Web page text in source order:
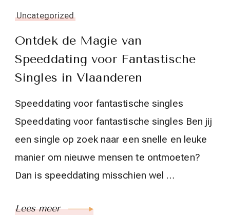
Uncategorized
Ontdek de Magie van
Speeddating voor Fantastische
Singles in Vlaanderen
Speeddating voor fantastische singles
Speeddating voor fantastische singles Ben jij
een single op zoek naar een snelle en leuke
manier om nieuwe mensen te ontmoeten?
Dan is speeddating misschien wel …
Lees meer